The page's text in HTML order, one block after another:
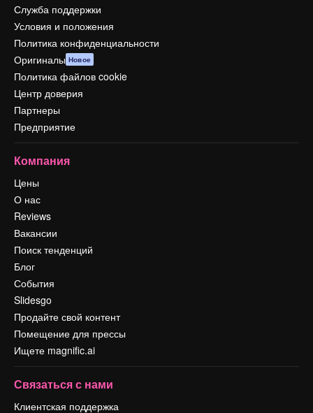
Служба поддержки
Условия и положения
Политика конфиденциальности
Оригиналы Новое
Политика файлов cookie
Центр доверия
Партнеры
Предприятие
Компания
Цены
О нас
Reviews
Вакансии
Поиск тенденций
Блог
События
Slidesgo
Продайте свой контент
Помещение для прессы
Ищете magnific.ai
Связаться с нами
Клиентская поддержка